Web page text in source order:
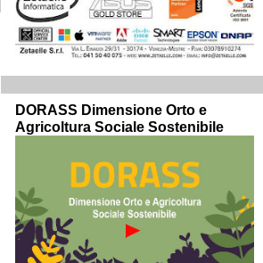
DORASS Dimensione Orto e
Agricoltura Sociale Sostenibile